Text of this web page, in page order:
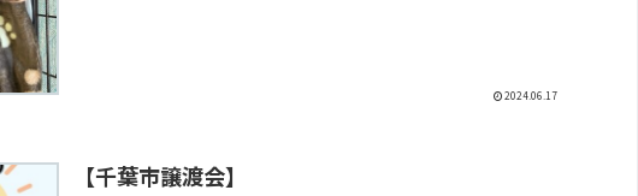
2024.06.17
【千葉市譲渡会】